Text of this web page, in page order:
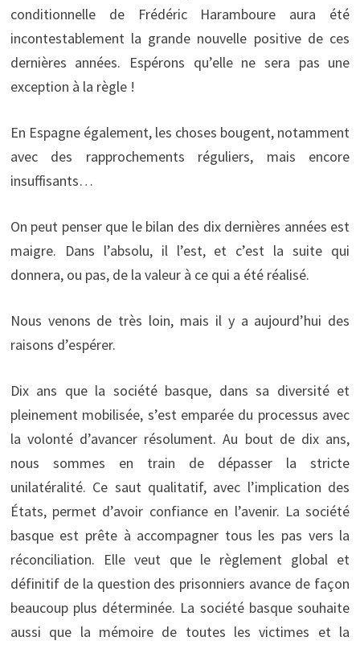
conditionnelle de Frédéric Haramboure aura été
incontestablement la grande nouvelle positive de ces
dernières années. Espérons qu’elle ne sera pas une
exception à la règle !
En Espagne également, les choses bougent, notamment
avec des rapprochements réguliers, mais encore
insuffisants…
On peut penser que le bilan des dix dernières années est
maigre. Dans l’absolu, il l’est, et c’est la suite qui
donnera, ou pas, de la valeur à ce qui a été réalisé.
Nous venons de très loin, mais il y a aujourd’hui des
raisons d’espérer.
Dix ans que la société basque, dans sa diversité et
pleinement mobilisée, s’est emparée du processus avec
la volonté d’avancer résolument. Au bout de dix ans,
nous sommes en train de dépasser la stricte
unilatéralité. Ce saut qualitatif, avec l’implication des
États, permet d’avoir confiance en l’avenir. La société
basque est prête à accompagner tous les pas vers la
réconciliation. Elle veut que le règlement global et
définitif de la question des prisonniers avance de façon
beaucoup plus déterminée. La société basque souhaite
aussi que la mémoire de toutes les victimes et la